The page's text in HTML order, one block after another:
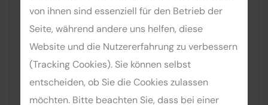
von ihnen sind essenziell für den Betrieb der
Seite, während andere uns helfen, diese
Website und die Nutzererfahrung zu verbessern
(Tracking Cookies). Sie können selbst
entscheiden, ob Sie die Cookies zulassen
möchten. Bitte beachten Sie, dass bei einer